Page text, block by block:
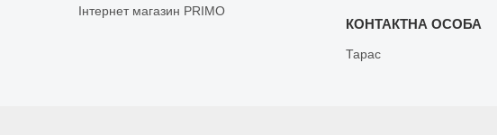
Інтернет магазин PRIMO
Тарас